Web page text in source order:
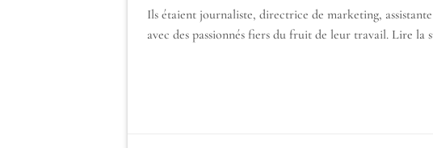
Ils étaient journaliste, directrice de marketing,
avec des passionnés fiers du fruit de leur travail. Lire la